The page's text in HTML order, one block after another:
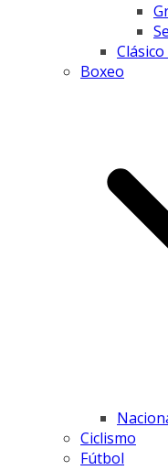
Boxeo
Ciclismo
Fútbol